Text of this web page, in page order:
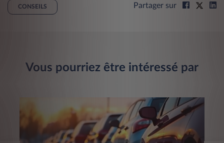
CONSEILS Partager sur
Vous pourriez être intéressé par